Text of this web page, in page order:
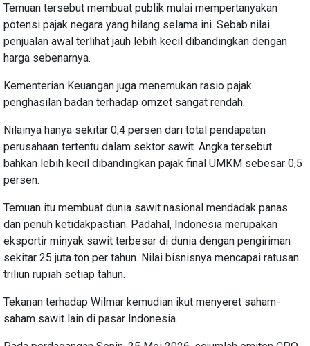
Temuan tersebut membuat publik mulai mempertanyakan
potensi pajak negara yang hilang selama ini. Sebab nilai
penjualan awal terlihat jauh lebih kecil dibandingkan dengan
harga sebenarnya.
Kementerian Keuangan juga menemukan rasio pajak
penghasilan badan terhadap omzet sangat rendah.
Nilainya hanya sekitar 0,4 persen dari total pendapatan
perusahaan tertentu dalam sektor sawit. Angka tersebut
bahkan lebih kecil dibandingkan pajak final UMKM sebesar 0,5
persen.
Temuan itu membuat dunia sawit nasional mendadak panas
dan penuh ketidakpastian. Padahal, Indonesia merupakan
eksportir minyak sawit terbesar di dunia dengan pengiriman
sekitar 25 juta ton per tahun. Nilai bisnisnya mencapai ratusan
triliun rupiah setiap tahun.
Tekanan terhadap Wilmar kemudian ikut menyeret saham-
saham sawit lain di pasar Indonesia.